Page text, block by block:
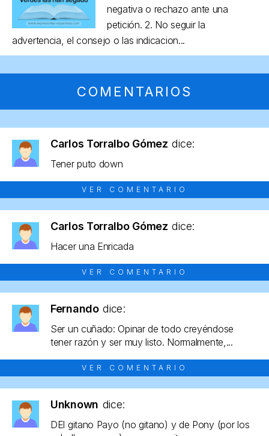
negativa o rechazo ante una
petición. 2. No seguir la
advertencia, el consejo o las indicacion...
COMENTARIOS
Carlos Torralbo Gómez dice:
Tener puto down
VER COMENTARIO
Carlos Torralbo Gómez dice:
Hacer una Enricada
VER COMENTARIO
Fernando dice:
Ser un cuñado: Opinar de todo creyéndose
tener razón y ser muy listo. Normalmente,...
VER COMENTARIO
Unknown dice:
DEl gitano Payo (no gitano) y de Pony (por los